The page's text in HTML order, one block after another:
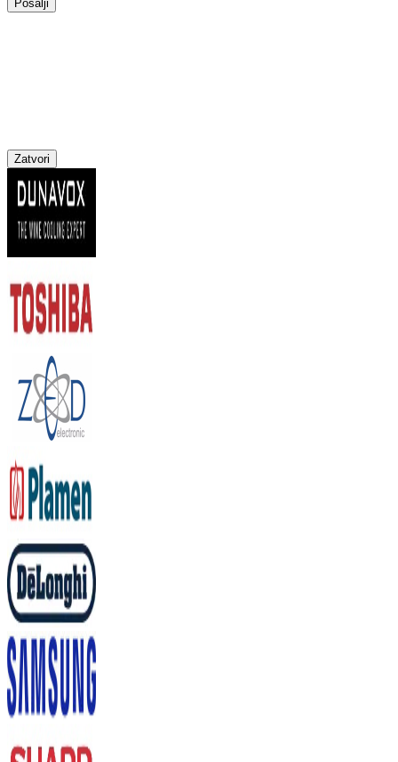
Pošalji
Zatvori